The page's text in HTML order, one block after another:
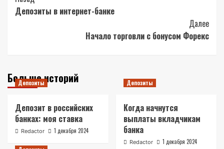
Navigation
Депозиты в интернет-банке
Далее
Начало торговли с бонусом Форекс
Больше историй
Депозиты
Депозит в российских
банках: моя ставка
Redactor 1 декабря 2024
Депозиты
Когда начнутся
выплаты вкладчикам
банка
Redactor
1 декабря 2024